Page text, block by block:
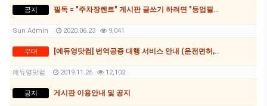
공지 필독 = "주차장렌트" 게시판 글쓰기 하려면 "등업필수"
Sun Admin 2020.06.23 9,041
우대 [에듀영닷컴] 번역공증 대행 서비스 안내 (운전면허,가족관계증명서 기타등등)
에듀영닷컴 2019.11.26 12,102
공지 게시판 이용안내 및 공지